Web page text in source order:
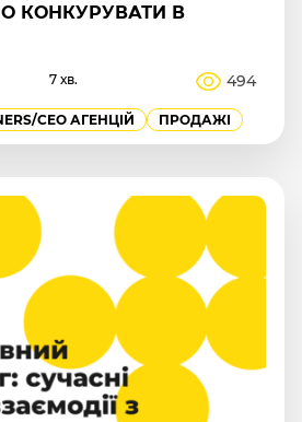
КОНКУРУВАТИ В
7 хв. 494
СEO АГЕНЦІЙ ПРОДАЖІ